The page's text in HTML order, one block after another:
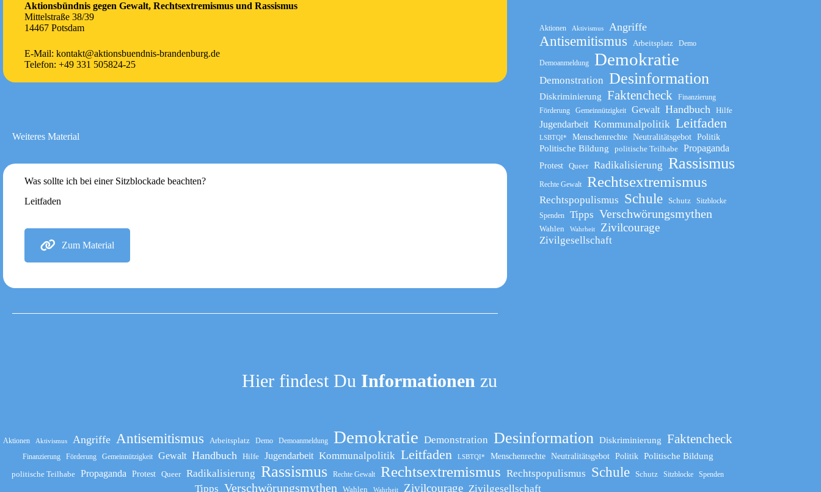
Aktionsbündnis gegen Gewalt, Rechtsextremismus und Rassismus
Mittelstraße 38/39
14467 Potsdam
E-Mail: kontakt@aktionsbuendnis-brandenburg.de
Telefon: +49 331 505824-25
Weiteres Material
Was sollte ich bei einer Sitzblockade beachten?
Leitfaden
Zum Material
Aktionen Aktivismus Angriffe
Antisemitismus Arbeitsplatz Demo
Demoanmeldung Demokratie
Demonstration Desinformation
Diskriminierung Faktencheck
Finanzierung
Förderung
Gemeinnützigkeit Gewalt Handbuch Hilfe
Jugendarbeit Kommunalpolitik Leitfaden
LSBTQI* Menschenrechte Neutralitätsgebot Politik
Politische Bildung politische Teilhabe Propaganda
Protest Queer Radikalisierung Rassismus
Rechte Gewalt Rechtsextremismus
Rechtspopulismus Schule Schutz
Sitzblocke
Spenden
Tipps Verschwörungsmythen
Wahlen Wahrheit Zivilcourage
Zivilgesellschaft
Hier findest Du Informationen zu
Aktionen Aktivismus Angriffe Antisemitismus Arbeitsplatz Demo Demoanmeldung Demokratie Demonstration Desinformation Diskriminierung Faktencheck
Finanzierung Förderung Gemeinnützigkeit Gewalt Handbuch Hilfe Jugendarbeit Kommunalpolitik Leitfaden LSBTQI* Menschenrechte Neutralitätsgebot Politik Politische Bildung
politische Teilhabe Propaganda Protest Queer Radikalisierung Rassismus Rechte Gewalt Rechtsextremismus Rechtspopulismus Schule Schutz Sitzblocke Spenden
Tipps Verschwörungsmythen Wahlen Wahrheit Zivilcourage Zivilgesellschaft